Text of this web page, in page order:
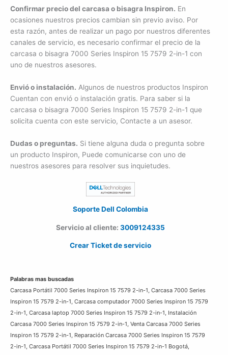
Confirmar precio del carcasa o bisagra Inspiron. En
ocasiones nuestros precios cambian sin previo aviso. Por
esta razón, antes de realizar un pago por nuestros diferentes
canales de servicio, es necesario confirmar el precio de la
carcasa o bisagra 7000 Series Inspiron 15 7579 2-in-1 con
uno de nuestros asesores.
Envió o instalación. Algunos de nuestros productos Inspiron
Cuentan con envió o instalación gratis. Para saber si la
carcasa o bisagra 7000 Series Inspiron 15 7579 2-in-1 que
solicita cuenta con este servicio, Contacte a un asesor.
Dudas o preguntas. Si tiene alguna duda o pregunta sobre
un producto Inspiron, Puede comunicarse con uno de
nuestros asesores para resolver sus inquietudes.
Soporte Dell Colombia
Servicio al cliente: 3009124335
Crear Ticket de servicio
Palabras mas buscadas
Carcasa Portátil 7000 Series Inspiron 15 7579 2-in-1, Carcasa 7000 Series
Inspiron 15 7579 2-in-1, Carcasa computador 7000 Series Inspiron 15 7579
2-in-1, Carcasa laptop 7000 Series Inspiron 15 7579 2-in-1, Instalación
Carcasa 7000 Series Inspiron 15 7579 2-in-1, Venta Carcasa 7000 Series
Inspiron 15 7579 2-in-1, Reparación Carcasa 7000 Series Inspiron 15 7579
2-in-1, Carcasa Portátil 7000 Series Inspiron 15 7579 2-in-1 Bogotá,